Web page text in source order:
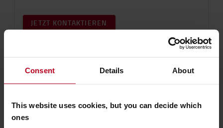
Consent Details About
This website uses cookies, but you can decide which
ones
JETZT KONTAKTIEREN
VERTRIEBSBERATER
Lucas Lechner
Balingen